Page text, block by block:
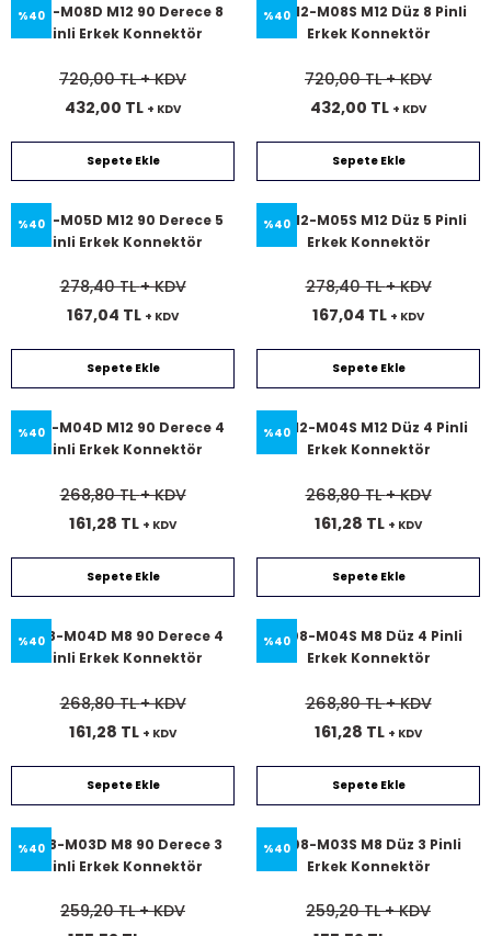
%40
SL12-M08D M12 90 Derece 8
Pinli Erkek Konnektör
720,00 TL+ KDV
432,00 TL + KDV
Sepete Ekle
%40
SL012-M08S M12 Düz 8 Pinli
Erkek Konnektör
720,00 TL+ KDV
432,00 TL + KDV
Sepete Ekle
%40
SL12-M05D M12 90 Derece 5
Pinli Erkek Konnektör
278,40 TL+ KDV
167,04 TL + KDV
Sepete Ekle
%40
SL012-M05S M12 Düz 5 Pinli
Erkek Konnektör
278,40 TL+ KDV
167,04 TL + KDV
Sepete Ekle
%40
SL12-M04D M12 90 Derece 4
Pinli Erkek Konnektör
268,80 TL+ KDV
161,28 TL + KDV
Sepete Ekle
%40
SL012-M04S M12 Düz 4 Pinli
Erkek Konnektör
268,80 TL+ KDV
161,28 TL + KDV
Sepete Ekle
%40
SL08-M04D M8 90 Derece 4
Pinli Erkek Konnektör
268,80 TL+ KDV
161,28 TL + KDV
Sepete Ekle
%40SL08-M04S M8 Düz 4 Pinli
Erkek Konnektör
268,80 TL+ KDV
161,28 TL + KDV
Sepete Ekle
%40
SL08-M03D M8 90 Derece 3
Pinli Erkek Konnektör
259,20 TL+ KDV
%40SL08-M03S M8 Düz 3 Pinli
Erkek Konnektör
259,20 TL+ KDV